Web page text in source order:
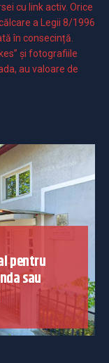
cu link activ. Orice
a Legii 8/1996
în consecință.
și fotografiile
au valoare de
pentru
sau